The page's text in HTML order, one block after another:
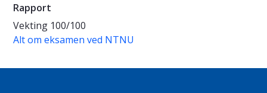
Rapport
Vekting 100/100
Alt om eksamen ved NTNU